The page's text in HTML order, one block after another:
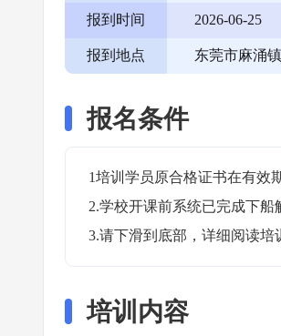
报到时间 2026-06-25
报到地点 东莞市麻涌
报名条件
1培训学员原合格证书在有效
2.学校开课前系统已完成下船
3.请下滑到底部，详细阅读培
培训内容